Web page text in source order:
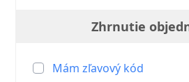
Zhrnutie
Mám zľavový kód